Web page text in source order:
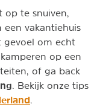
op te snuiven,
een vakantiehuis
gevoel om echt
op een
of ga back
. Bekijk onze tips
.